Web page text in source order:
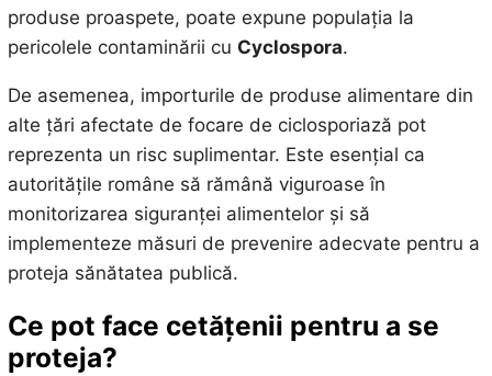
produse proaspete, poate expune populația la
pericolele contaminării cu Cyclospora.
De asemenea, importurile de produse alimentare din
alte țări afectate de focare de ciclosporiază pot
reprezenta un risc suplimentar. Este esențial ca
autoritățile române să rămână viguroase în
monitorizarea siguranței alimentelor și să
implementeze măsuri de prevenire adecvate pentru a
proteja sănătatea publică.
Ce pot face cetățenii pentru a se
proteja?